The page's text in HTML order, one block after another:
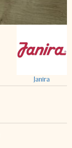
Janira